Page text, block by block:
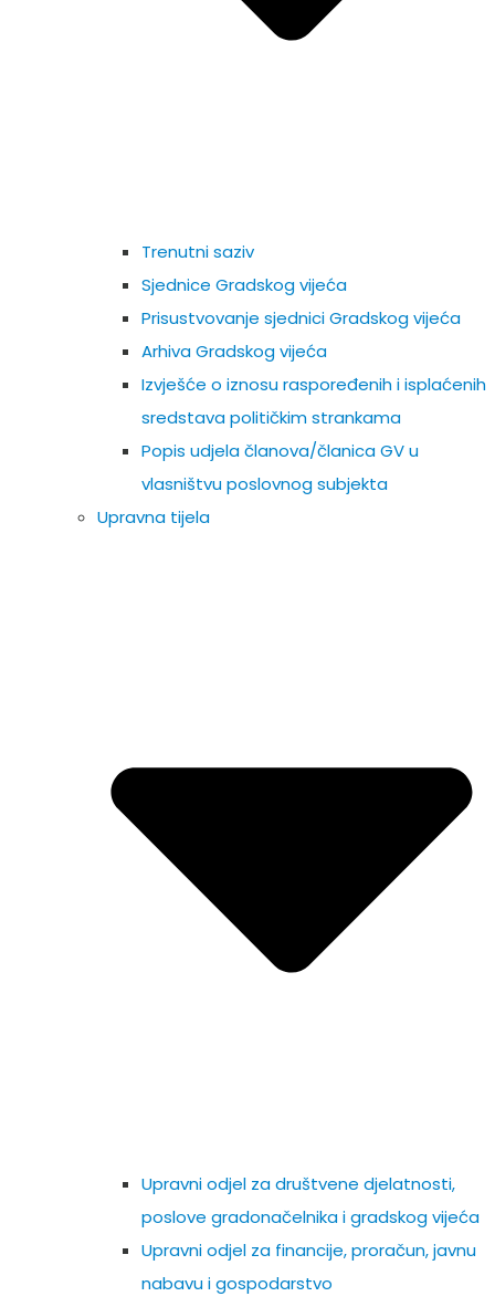
Trenutni saziv
Sjednice Gradskog vijeća
Prisustvovanje sjednici Gradskog vijeća
Arhiva Gradskog vijeća
Izvješće o iznosu raspoređenih i isplaćenih
sredstava političkim strankama
Popis udjela članova/članica GV u
vlasništvu poslovnog subjekta
Upravna tijela
Upravni odjel za društvene djelatnosti,
poslove gradonačelnika i gradskog vijeća
Upravni odjel za financije, proračun, javnu
nabavu i gospodarstvo